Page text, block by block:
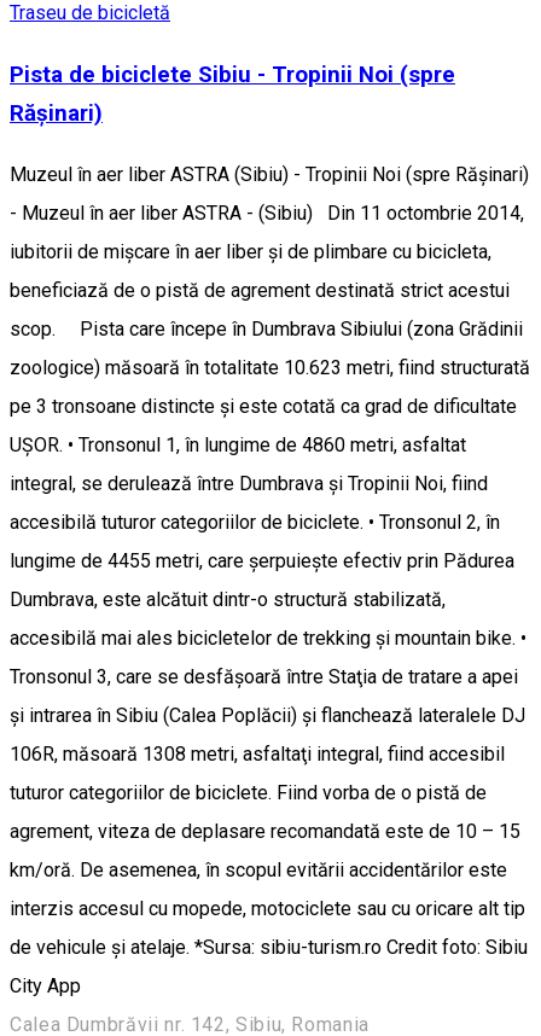
Traseu de bicicletă
Pista de biciclete Sibiu - Tropinii Noi (spre
Rășinari)
Muzeul în aer liber ASTRA (Sibiu) - Tropinii Noi (spre Rășinari)
- Muzeul în aer liber ASTRA - (Sibiu) Din 11 octombrie 2014,
iubitorii de mişcare în aer liber şi de plimbare cu bicicleta,
beneficiază de o pistă de agrement destinată strict acestui
scop. Pista care începe în Dumbrava Sibiului (zona Grădinii
zoologice) măsoară în totalitate 10.623 metri, fiind structurată
pe 3 tronsoane distincte şi este cotată ca grad de dificultate
UŞOR. • Tronsonul 1, în lungime de 4860 metri, asfaltat
integral, se derulează între Dumbrava şi Tropinii Noi, fiind
accesibilă tuturor categoriilor de biciclete. • Tronsonul 2, în
lungime de 4455 metri, care şerpuieşte efectiv prin Pădurea
Dumbrava, este alcătuit dintr-o structură stabilizată,
accesibilă mai ales bicicletelor de trekking şi mountain bike. •
Tronsonul 3, care se desfăşoară între Staţia de tratare a apei
şi intrarea în Sibiu (Calea Poplăcii) şi flanchează lateralele DJ
106R, măsoară 1308 metri, asfaltaţi integral, fiind accesibil
tuturor categoriilor de biciclete. Fiind vorba de o pistă de
agrement, viteza de deplasare recomandată este de 10 – 15
km/oră. De asemenea, în scopul evitării accidentărilor este
interzis accesul cu mopede, motociclete sau cu oricare alt tip
de vehicule şi atelaje. *Sursa: sibiu-turism.ro Credit foto: Sibiu
City App
Calea Dumbrăvii nr. 142, Sibiu, Romania